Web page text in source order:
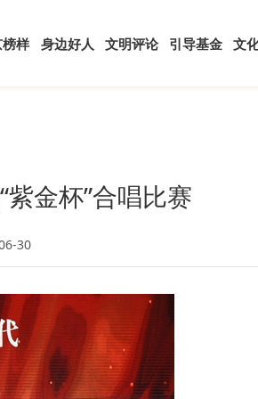
样 身边好人 文明评论 引导基金 文
金杯”合唱比赛
30